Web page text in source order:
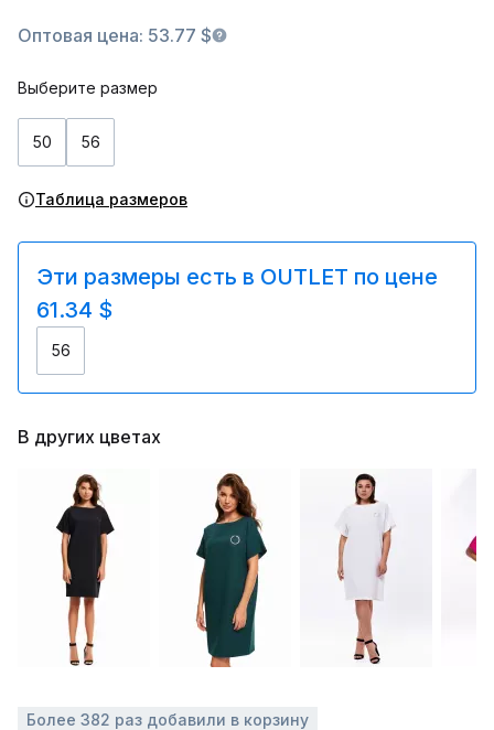
Оптовая цена: 53.77 $
Выберите размер
50 56
Таблица размеров
Эти размеры есть в OUTLET по цене
61.34 $
56
В других цветах
Более 382 раз добавили в корзину